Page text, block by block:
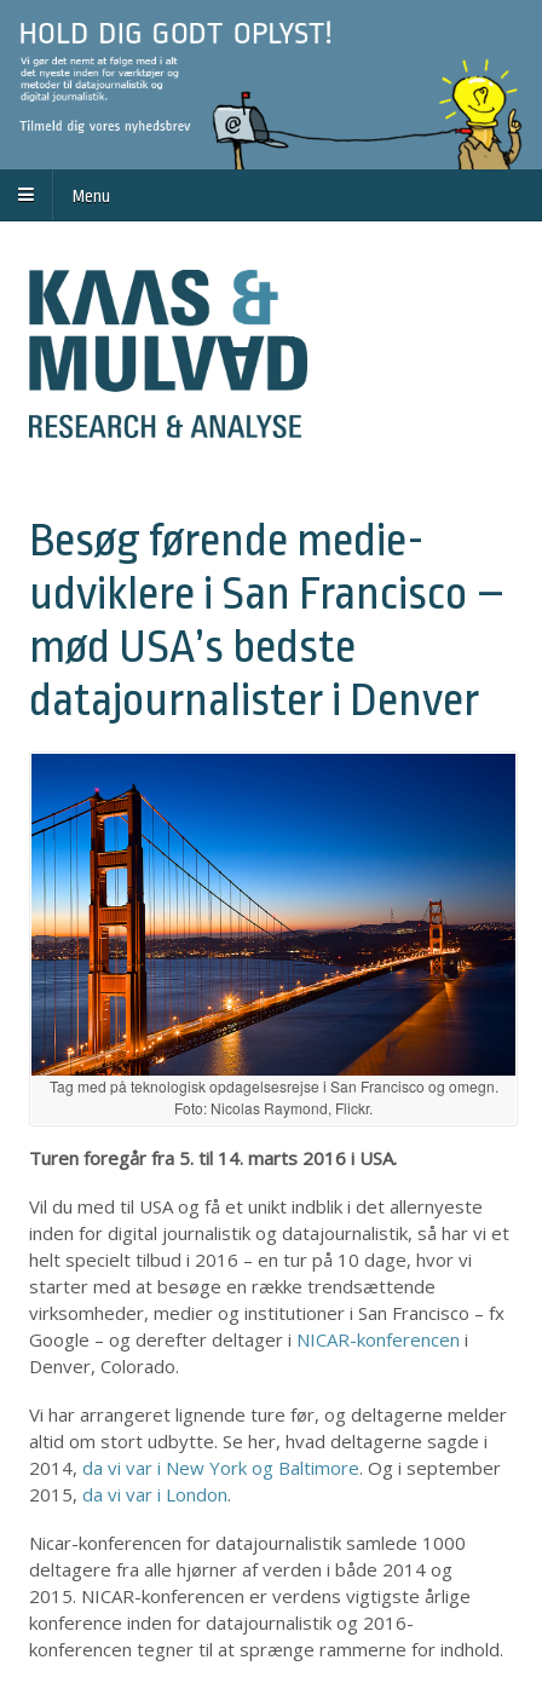
Menu
Besøg førende medie-
udviklere i San Francisco –
mød USA’s bedste
datajournalister i Denver
Tag med på teknologisk opdagelsesrejse i San Francisco og omegn.
Foto: Nicolas Raymond, Flickr.
Turen foregår fra 5. til 14. marts 2016 i USA.
Vil du med til USA og få et unikt indblik i det allernyeste
inden for digital journalistik og datajournalistik, så har vi et
helt specielt tilbud i 2016 – en tur på 10 dage, hvor vi
starter med at besøge en række trendsættende
virksomheder, medier og institutioner i San Francisco – fx
Google – og derefter deltager i NICAR-konferencen i
Denver, Colorado.
Vi har arrangeret lignende ture før, og deltagerne melder
altid om stort udbytte. Se her, hvad deltagerne sagde i
2014,da vi var i New York og Baltimore. Og i september
2015,da vi var i London.
Nicar-konferencen for datajournalistik samlede 1000
deltagere fra alle hjørner af verden i både 2014 og
2015. NICAR-konferencen er verdens vigtigste årlige
konference inden for datajournalistik og 2016-
konferencen tegner til at sprænge rammerne for indhold.